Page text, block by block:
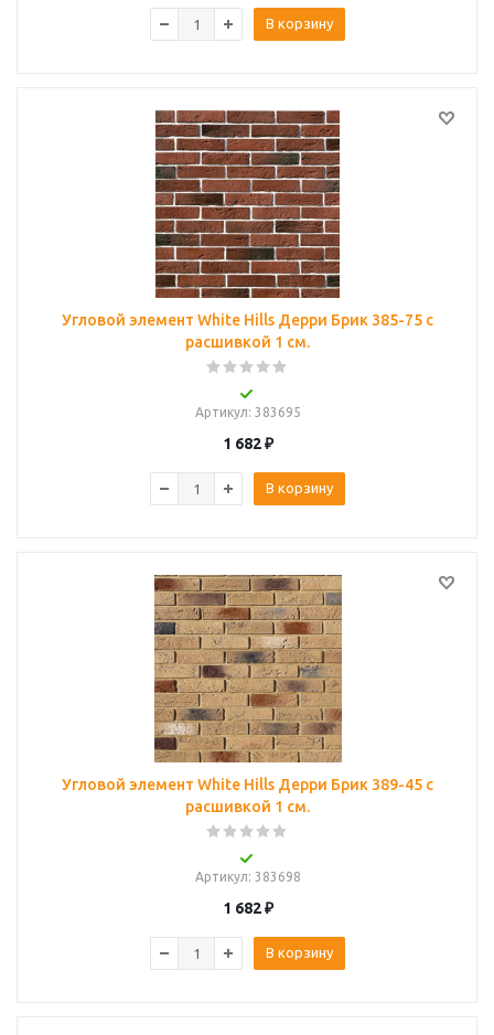
В корзину
Угловой элемент White Hills Дерри Брик 385-75 с
расшивкой 1 см.
Артикул: 383695
1 682₽
В корзину
Угловой элемент White Hills Дерри Брик 389-45 с
расшивкой 1 см.
Артикул: 383698
1 682₽
В корзину